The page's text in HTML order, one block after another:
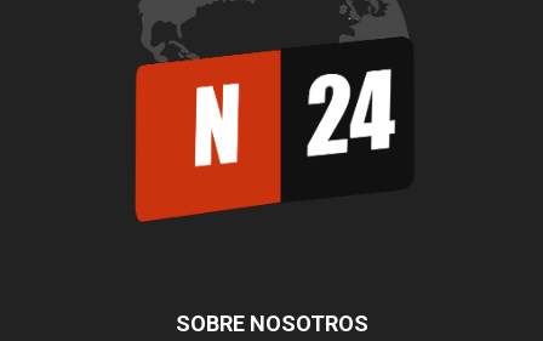
SOBRE NOSOTROS